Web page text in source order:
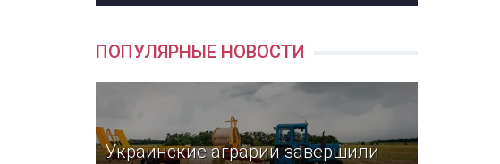
ПОПУЛЯРНЫЕ НОВОСТИ
Украинские аграрии завершили